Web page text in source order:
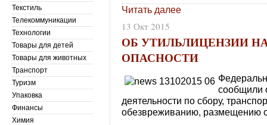
Читать далее
13 Окт 2015
ОБ УТИЛЬЛИЦЕНЗИИ
ОПАСНОСТИ
сообщили
деятельности по сбору,
обезвреживанию, размещению
Текстиль
Телекоммуникации
Технологии
Товары для детей
Товары для животных
Транспорт
Туризм
Упаковка
Финансы
Химия